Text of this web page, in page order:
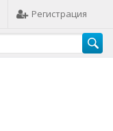
Регистрация